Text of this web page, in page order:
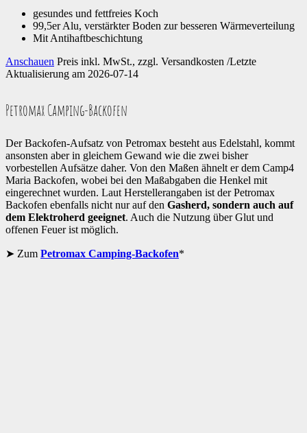
gesundes und fettfreies Koch
99,5er Alu, verstärkter Boden zur besseren Wärmeverteilung
Mit Antihaftbeschichtung
Anschauen Preis inkl. MwSt., zzgl. Versandkosten /Letzte
Aktualisierung am 2026-07-14
Petromax Camping-Backofen
Der Backofen-Aufsatz von Petromax besteht aus Edelstahl, kommt
ansonsten aber in gleichem Gewand wie die zwei bisher
vorbestellen Aufsätze daher. Von den Maßen ähnelt er dem Camp4
Maria Backofen, wobei bei den Maßabgaben die Henkel mit
eingerechnet wurden. Laut Herstellerangaben ist der Petromax
Backofen ebenfalls nicht nur auf den Gasherd, sondern auch auf
dem Elektroherd geeignet. Auch die Nutzung über Glut und
offenen Feuer ist möglich.
Zum Petromax Camping-Backofen*